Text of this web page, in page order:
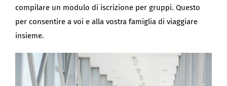
compilare un modulo di iscrizione per gruppi. Questo
per consentire a voi e alla vostra famiglia di viaggiare
insieme.